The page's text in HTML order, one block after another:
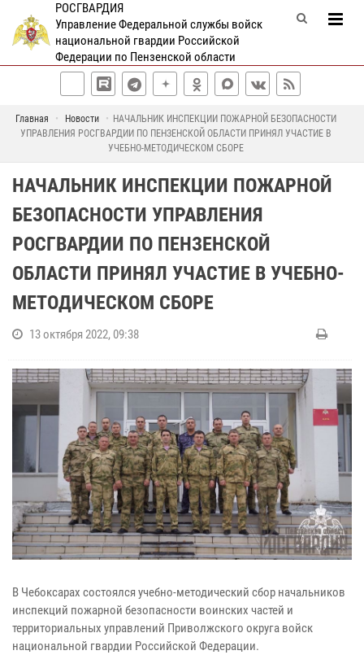
РОСГВАРДИЯ
Управление Федеральной службы войск
национальной гвардии Российской
Федерации по Пензенской области
Главная Новости
НАЧАЛЬНИК ИНСПЕКЦИИ ПОЖАРНОЙ БЕЗОПАСНОСТИ
УПРАВЛЕНИЯ РОСГВАРДИИ ПО ПЕНЗЕНСКОЙ ОБЛАСТИ ПРИНЯЛ УЧАСТИЕ В
УЧЕБНО-МЕТОДИЧЕСКОМ СБОРЕ
НАЧАЛЬНИК ИНСПЕКЦИИ ПОЖАРНОЙ
БЕЗОПАСНОСТИ УПРАВЛЕНИЯ
РОСГВАРДИИ ПО ПЕНЗЕНСКОЙ
ОБЛАСТИ ПРИНЯЛ УЧАСТИЕ В УЧЕБНО-
МЕТОДИЧЕСКОМ СБОРЕ
13 октября 2022, 09:38
В Чебоксарах состоялся учебно-методический сбор начальников
инспекций пожарной безопасности воинских частей и
территориальных управлений Приволжского округа войск
национальной гвардии Российской Федерации.